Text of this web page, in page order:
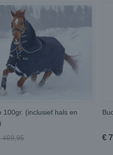
100gr. (inclusief hals en
469,95 €